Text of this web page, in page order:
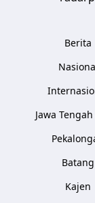
Berita
Jawa
Batang
Kajen